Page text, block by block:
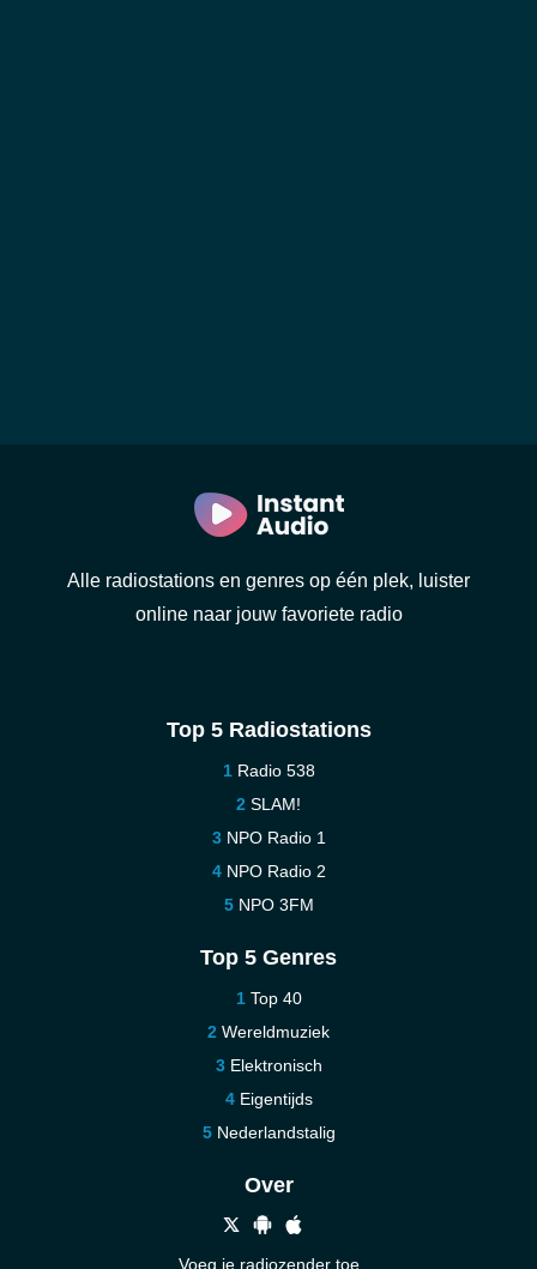
Alle radiostations en genres op één plek, luister
online naar jouw favoriete radio
Top 5 Radiostations
Radio 538
SLAM!
NPO Radio 1
NPO Radio 2
NPO 3FM
Top 5 Genres
Top 40
Wereldmuziek
Elektronisch
Eigentijds
Nederlandstalig
Over
Voeg je radiozender toe